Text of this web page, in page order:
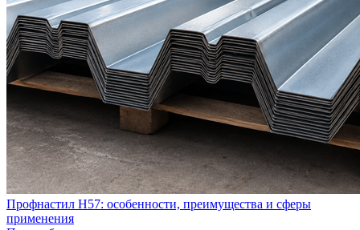
Профнастил Н57: особенности, преимущества и сферы
применения